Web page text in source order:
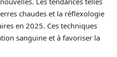
chaudes et la réflexologie
en 2025. Ces techniques
sanguine et à favoriser la